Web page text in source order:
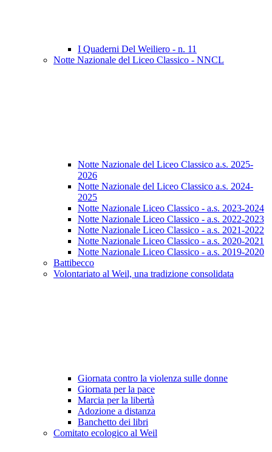
I Quaderni Del Weiliero - n. 11
Notte Nazionale del Liceo Classico - NNCL
Notte Nazionale del Liceo Classico a.s. 2025-
2026
Notte Nazionale del Liceo Classico a.s. 2024-
2025
Notte Nazionale Liceo Classico - a.s. 2023-2024
Notte Nazionale Liceo Classico - a.s. 2022-2023
Notte Nazionale Liceo Classico - a.s. 2021-2022
Notte Nazionale Liceo Classico - a.s. 2020-2021
Notte Nazionale Liceo Classico - a.s. 2019-2020
Battibecco
Volontariato al Weil, una tradizione consolidata
Giornata contro la violenza sulle donne
Giornata per la pace
Marcia per la libertà
Adozione a distanza
Banchetto dei libri
Comitato ecologico al Weil